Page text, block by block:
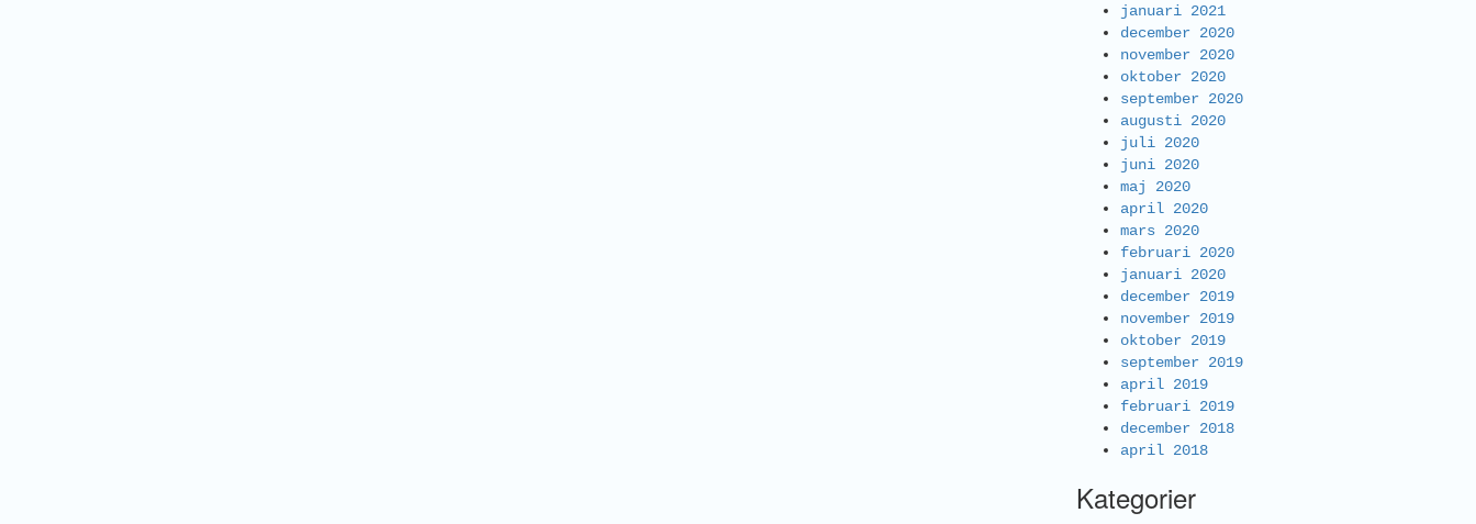
januari 2021
december 2020
november 2020
oktober 2020
september 2020
augusti 2020
juli 2020
juni 2020
maj 2020
april 2020
mars 2020
februari 2020
januari 2020
december 2019
november 2019
oktober 2019
september 2019
april 2019
februari 2019
december 2018
april 2018
Kategorier